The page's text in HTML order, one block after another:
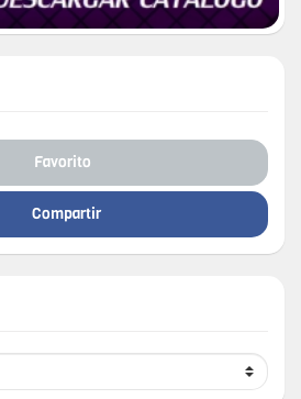
Favorito
Compartir